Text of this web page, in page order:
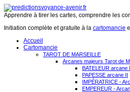
Apprendre à tirer les cartes, comprendre les
Initiation complète et gratuite à la cartomancie
Accueil
Cartomancie
TAROT DE MARSEILLE
Arcanes majeurs Tarot de
BATELEUR arcane I
PAPESSE arcane II
IMPÉRATRICE -
EMPEREUR -